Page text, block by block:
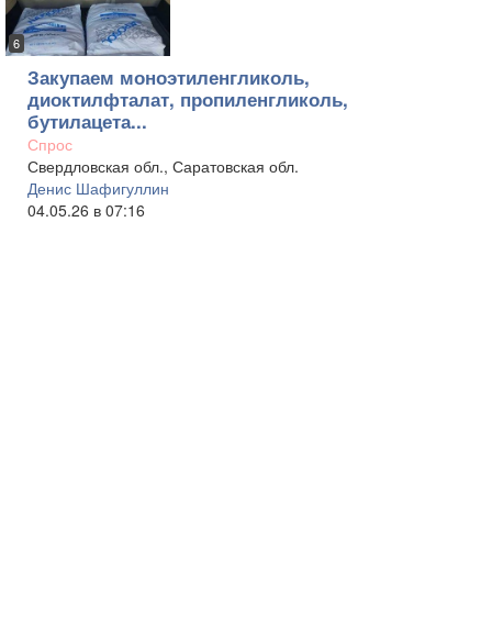
6
Закупаем моноэтиленгликоль,
диоктилфталат, пропиленгликоль,
бутилацета...
Спрос
Свердловская обл., Саратовская обл.
Денис Шафигуллин
04.05.26 в 07:16